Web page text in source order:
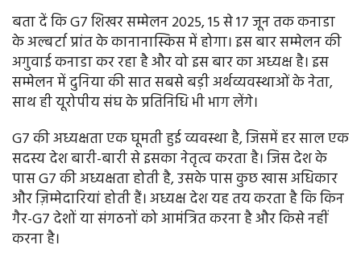
बता दें कि G7 शिखर सम्मेलन 2025, 15 से 17 जून तक कनाडा
के अल्बर्टा प्रांत के कानानास्किस में होगा। इस बार सम्मेलन की
अगुवाई कनाडा कर रहा है और वो इस बार का अध्यक्ष है। इस
सम्मेलन में दुनिया की सात सबसे बड़ी अर्थव्यवस्थाओं के नेता,
साथ ही यूरोपीय संघ के प्रतिनिधि भी भाग लेंगे।
G7 की अध्यक्षता एक घूमती हुई व्यवस्था है, जिसमें हर साल एक
सदस्य देश बारी-बारी से इसका नेतृत्व करता है। जिस देश के
पास G7 की अध्यक्षता होती है, उसके पास कुछ खास अधिकार
और ज़िम्मेदारियां होती हैं। अध्यक्ष देश यह तय करता है कि किन
गैर-G7 देशों या संगठनों को आमंत्रित करना है और किसे नहीं
करना है।